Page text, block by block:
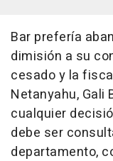
Bar prefería
dimisión a su
cesado y la
Netanyahu, Gali
cualquier
debe ser
departamento,